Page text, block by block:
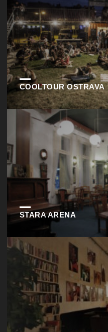
COOLTOUR OSTRAVA
STARA ARENA